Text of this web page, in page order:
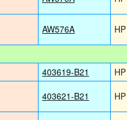
AW576A HP
403619-B21
HP
403621-B21
HP